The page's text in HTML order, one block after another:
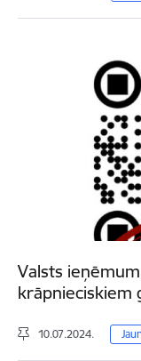
Valsts
krāpnieciskiem
10.07.2024.